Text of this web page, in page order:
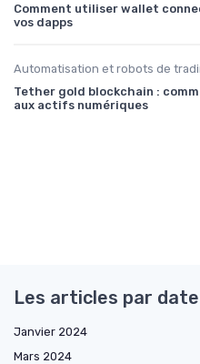
Comment utiliser wallet
vos dapps
Automatisation et robots de
Tether gold blockchain :
aux actifs numériques
Les articles par date
Janvier 2024
Mars 2024